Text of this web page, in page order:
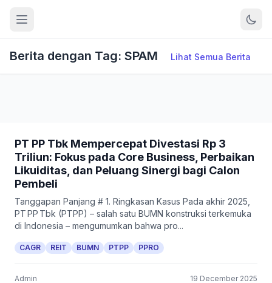
Berita dengan Tag: SPAM Lihat Semua Berita
PT PP Tbk Mempercepat Divestasi Rp 3
Triliun: Fokus pada Core Business, Perbaikan
Likuiditas, dan Peluang Sinergi bagi Calon
Pembeli
Tanggapan Panjang # 1. Ringkasan Kasus Pada akhir 2025,
PT PP Tbk (PTPP) – salah satu BUMN konstruksi terkemuka
di Indonesia – mengumumkan bahwa pro...
CAGR REIT BUMN PTPP PPRO
Admin 19 December 2025